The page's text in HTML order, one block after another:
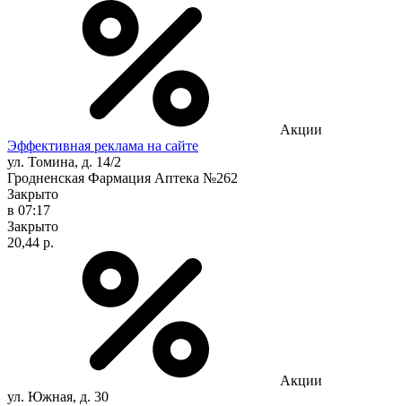
Акции
Эффективная реклама на сайте
ул. Томина, д. 14/2
Гродненская Фармация Аптека №262
Закрыто
в 07:17
Закрыто
20,44 р.
Акции
ул. Южная, д. 30